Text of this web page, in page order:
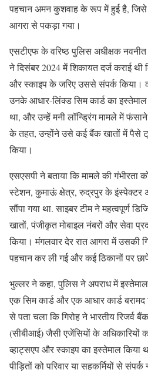
पहचान अमन कुशवाह के रूप में हुई है, जिसे
आगरा से पकड़ा गया।
एसटीएफ के वरिष्ठ पुलिस अधीक्षक
ने दिसंबर 2024 में शिकायत दर्ज कराई थी
और स्काइप के जरिए उससे संपर्क किया।
उनके आधार-लिंक्ड सिम कार्ड का
था, और उन्हें मनी लॉन्ड्रिंग मामले में
के तहत, उन्होंने उसे कई बैंक खातों में पैसे
किया।
एसएसपी ने बताया कि मामले की गंभीरता
स्टेशन, कुमाऊं क्षेत्र, रुद्रपुर के इंस्पेक्टर
सौंपा गया था. साइबर टीम ने महत्वपूर्ण
खातों, पंजीकृत मोबाइल नंबरों और सेवा
किया। मंगलवार देर रात आगरा में उसकी
पहचान कर ली गई और कई ठिकानों पर
भुल्लर ने कहा, पुलिस ने अपराध में
एक सिम कार्ड और एक आधार कार्ड बरामद
से पता चला कि गिरोह ने भारतीय रिजर्व
(सीबीआई) जैसी एजेंसियों के अधिकारियों
व्हाट्सएप और स्काइप का इस्तेमाल किया
पीड़ितों को परिवार या सहकर्मियों से